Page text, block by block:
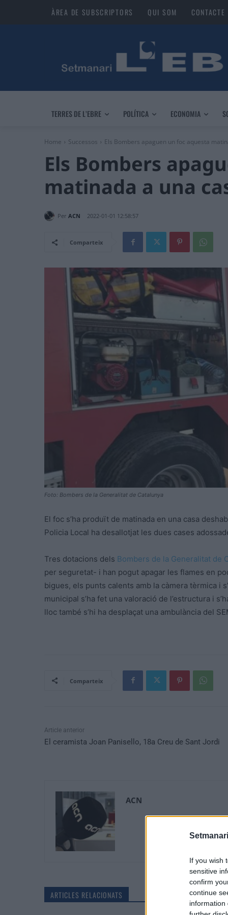
If you wish
sensitive
confirm
continue
information
ÀREA DE SUBSCRIPTORS QUI SOM CONTACTE
TERRES DE L’EBRE POLÍTICA ECONOMIA
Home Successos Els Bombers apaguen un foc aquesta
Els Bombers
matinada a una
Per ACN 2022-01-01 12:58:57
Comparteix
Foto: Bombers de la Generalitat de Catalunya
El foc s’ha produït de matinada en una casa
Policia Local ha desallotjat les dues cases
Tres dotacions dels Bombers de la Generalitat de
per seguretat- i han pogut apagar les flames en
bigues, els punts calents amb la càmera tèrmica i
municipal s’ha fet una valoració de l’estructura i
lloc també s’hi ha desplaçat una ambulància del
Comparteix
Article anterior
El ceramista Joan Panisello, 18a Creu de Sant Jordi
ACN
ARTICLES RELACIONATS